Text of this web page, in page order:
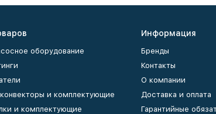
оборудование
и комплектующие
и комплектующие
Информация
Бренды
Контакты
О компании
Доставка и оплата
Гарантийные